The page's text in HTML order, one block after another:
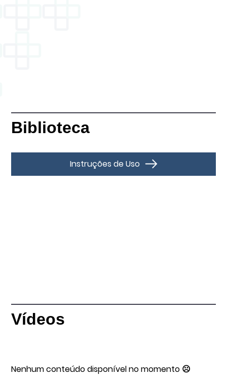
Biblioteca
Instruções de Uso
Vídeos
Nenhum conteúdo disponível no momento ☹